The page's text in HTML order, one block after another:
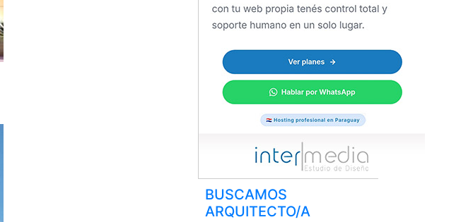
BUSCAMOS
ARQUITECTO/A